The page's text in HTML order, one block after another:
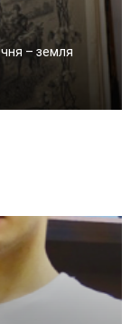
– земля